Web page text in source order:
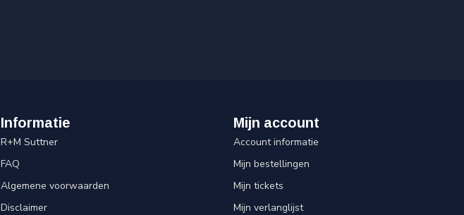
Informatie
R+M Suttner
FAQ
Algemene voorwaarden
Disclaimer
Mijn account
Account informatie
Mijn bestellingen
Mijn tickets
Mijn verlanglijst